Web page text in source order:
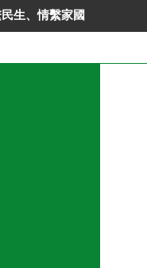
生、情繫家國